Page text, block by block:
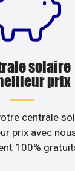
solaire
prix
centrale
prix avec
100%